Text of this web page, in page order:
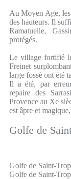
Au Moyen Age,
des hauteurs. Il
Ramatuelle,
protégés.
Le village fortifié
Freinet
large fossé ont été
Il a été, par
repaire des
Provence au Xe
est âpre et
Golfe de
Golfe de Saint-
Golfe de Saint-